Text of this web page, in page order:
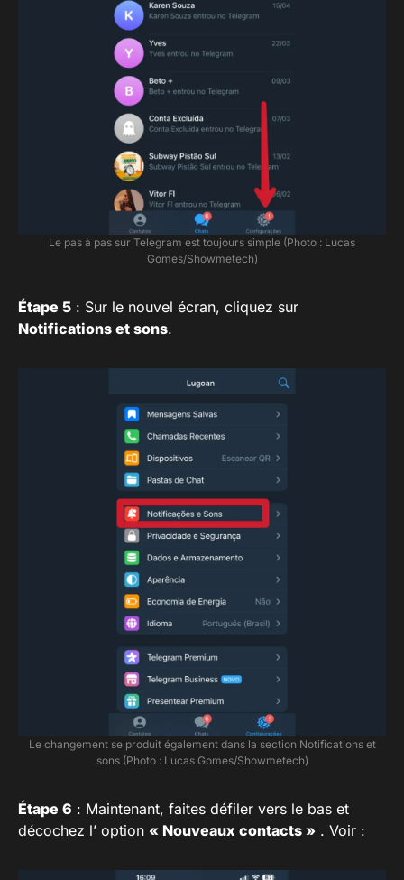
Le pas à pas sur Telegram est toujours simple (Photo : Lucas
Gomes/Showmetech)
Étape 5 : Sur le nouvel écran, cliquez sur
Notifications et sons.
Le changement se produit également dans la section Notifications et
sons (Photo : Lucas Gomes/Showmetech)
Étape 6 : Maintenant, faites défiler vers le bas et
décochez l’ option « Nouveaux contacts » . Voir :